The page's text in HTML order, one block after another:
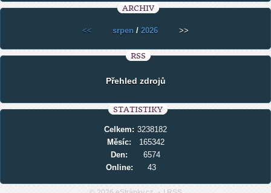
ARCHIV
<< srpen / 2026 >>
RSS
Přehled zdrojů
STATISTIKY
Online: 43
Celkem: 3238182
Měsíc:
165342
Den:
6574